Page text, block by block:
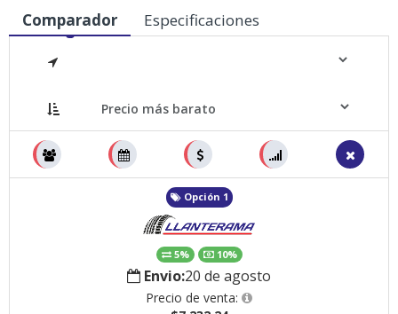
Comparador Especificaciones
Opción 1
5% 10%
Envio:20 de agosto
Precio de venta: